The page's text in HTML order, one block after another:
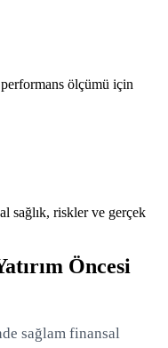
ölçümü için
sağlık, riskler ve gerçek
Öncesi
sağlam finansal